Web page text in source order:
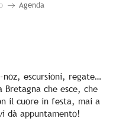
Agenda
aux favoris
escursioni, regate…
Bretagna che esce, che
il cuore in festa, mai a
dà appuntamento!